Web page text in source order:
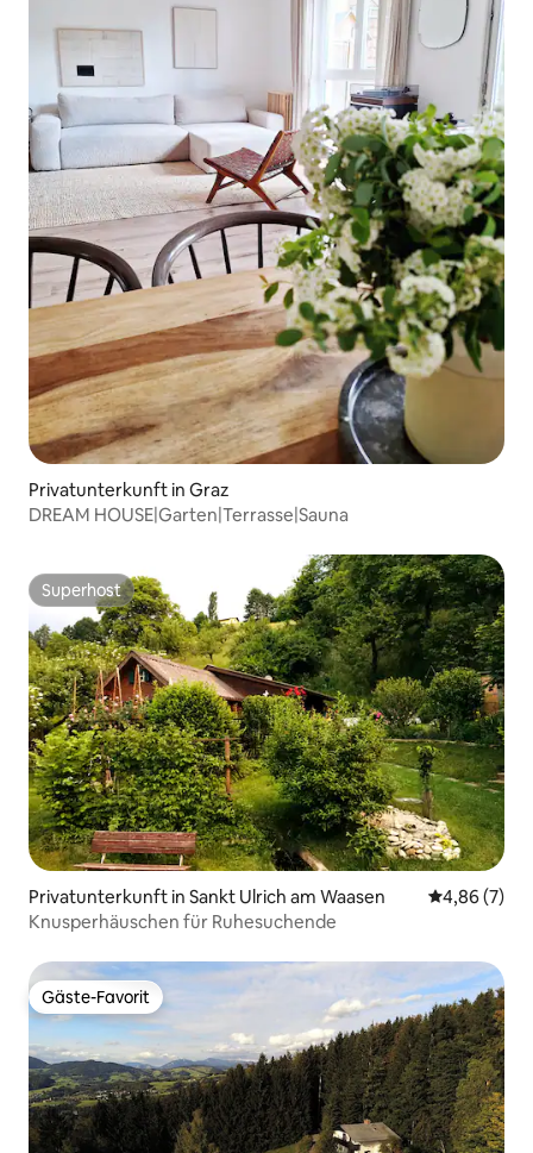
Privatunterkunft in Graz
DREAM HOUSE|Garten|Terrasse|Sauna
Superhost
Superhost
Privatunterkunft in Sankt Ulrich am Waasen
4,86 (7)
Knusperhäuschen für Ruhesuchende
Gäste-Favorit
Gäste-Favorit